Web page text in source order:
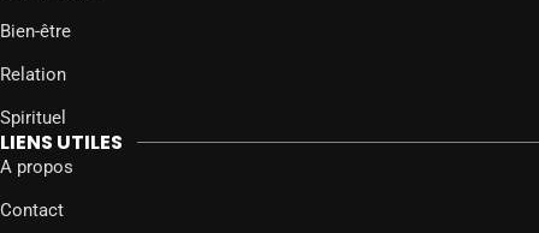
Bien-être
Relation
Spirituel
LIENS UTILES
A propos
Contact